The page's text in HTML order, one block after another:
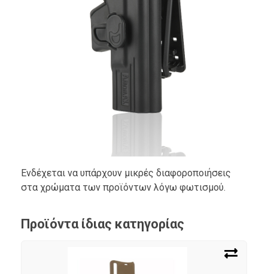
Ενδέχεται να υπάρχουν μικρές διαφοροποιήσεις
στα χρώματα των προϊόντων λόγω φωτισμού.
Προϊόντα ίδιας κατηγορίας